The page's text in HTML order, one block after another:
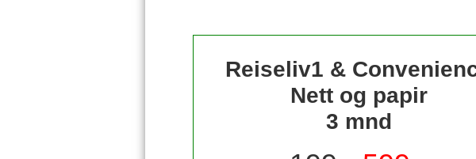
Reiseliv1 &
Nett og papir
3 mnd